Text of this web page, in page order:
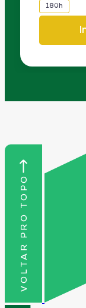
180h
VOLTAR PRO TOPO